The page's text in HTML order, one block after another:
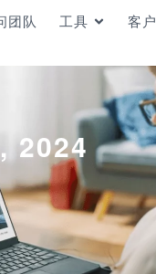
团队 工具 客户
2024